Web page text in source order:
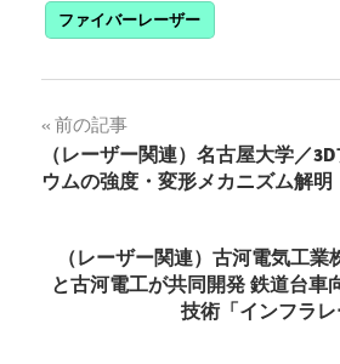
ファイバーレーザー
投
稿
ビ
前の記事
（レーザー関連）名古屋大学／
ウムの強度・変形メカニズム解明
（レーザー関連）古河電気工業
と古河電工が共同開発 鉄道台車
技術「インフラ